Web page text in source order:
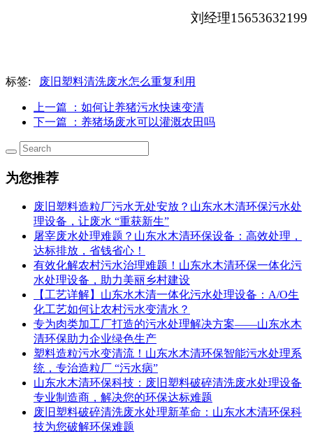
刘经理15653632199
标签: 废旧塑料清洗废水怎么重复利用
上一篇
：如何让养猪污水快速变清
下一篇
：养猪场废水可以灌溉农田吗
为您推荐
废旧塑料造粒厂污水无处安放？山东水木清环保污水处
理设备，让废水 “重获新生”
屠宰废水处理难题？山东水木清环保设备：高效处理，
达标排放，省钱省心！
有效化解农村污水治理难题！山东水木清环保一体化污
水处理设备，助力美丽乡村建设
【工艺详解】山东水木清一体化污水处理设备：A/O生
化工艺如何让农村污水变清水？
专为肉类加工厂打造的污水处理解决方案——山东水木
清环保助力企业绿色生产
塑料造粒污水变清流！山东水木清环保智能污水处理系
统，专治造粒厂 “污水病”
山东水木清环保科技：废旧塑料破碎清洗废水处理设备
专业制造商，解决您的环保达标难题
废旧塑料破碎清洗废水处理新革命：山东水木清环保科
技为您破解环保难题